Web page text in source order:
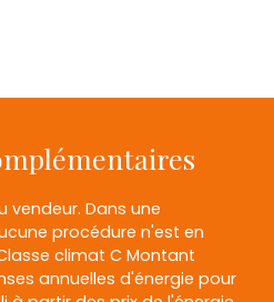
vendeur. Dans une
procédure n'est en
climat C Montant
annuelles d'énergie pour